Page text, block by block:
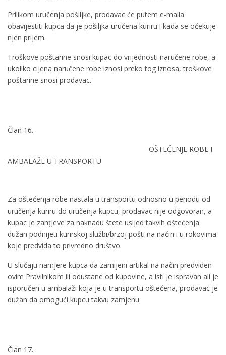
Prilikom uručenja pošiljke, prodavac će putem e-maila
obavijestiti kupca da je pošiljka uručena kuriru i kada se očekuje
njen prijem.
Troškove poštarine snosi kupac do vrijednosti naručene robe, a
ukoliko cijena naručene robe iznosi preko tog iznosa, troškove
poštarine snosi prodavac.
Član 16.
OŠTEĆENJE ROBE I
AMBALAŽE U TRANSPORTU
Za oštećenja robe nastala u transportu odnosno u periodu od
uručenja kuriru do uručenja kupcu, prodavac nije odgovoran, a
kupac je zahțjeve za naknadu štete usljed takvih oštećenja
dužan podnijeti kurirskoj službi/brzoj pošti na način i u rokovima
koje predvida to privredno društvo.
U slučaju namjere kupca da zamijeni artikal na način predviden
ovim Pravilnikom ili odustane od kupovine, a isti je ispravan ali je
isporučen u ambalaži koja je u transportu oštećena, prodavac je
dužan da omogući kupcu takvu zamjenu.
Član 17.